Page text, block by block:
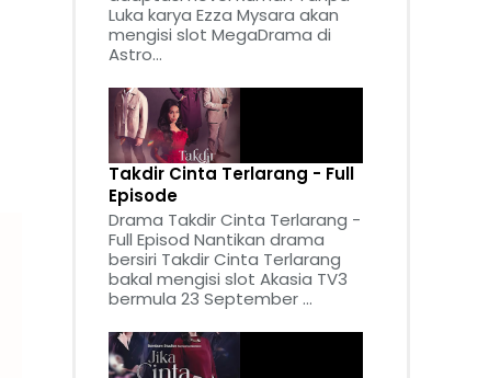
Luka karya Ezza Mysara akan
mengisi slot MegaDrama di
Astro...
Takdir Cinta Terlarang - Full
Episode
Drama Takdir Cinta Terlarang -
Full Episod Nantikan drama
bersiri Takdir Cinta Terlarang
bakal mengisi slot Akasia TV3
bermula 23 September ...